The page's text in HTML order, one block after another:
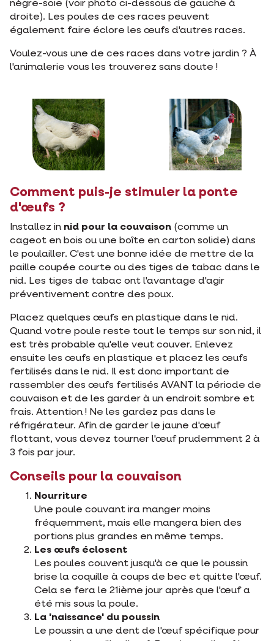
nègre-soie (voir photo ci-dessous de gauche à
droite). Les poules de ces races peuvent
également faire éclore les œufs d'autres races.
Voulez-vous une de ces races dans votre jardin ? À
l'animalerie vous les trouverez sans doute !
Comment puis-je stimuler la ponte
d'œufs ?
Installez in nid pour la couvaison (comme un
cageot en bois ou une boîte en carton solide) dans
le poulailler. C'est une bonne idée de mettre de la
paille coupée courte ou des tiges de tabac dans le
nid. Les tiges de tabac ont l'avantage d'agir
préventivement contre des poux.
Placez quelques œufs en plastique dans le nid.
Quand votre poule reste tout le temps sur son nid, il
est très probable qu'elle veut couver. Enlevez
ensuite les œufs en plastique et placez les œufs
fertilisés dans le nid. Il est donc important de
rassembler des œufs fertilisés AVANT la période de
couvaison et de les garder à un endroit sombre et
frais. Attention ! Ne les gardez pas dans le
réfrigérateur. Afin de garder le jaune d'œuf
flottant, vous devez tourner l'œuf prudemment 2 à
3 fois par jour.
Conseils pour la couvaison
Nourriture
Une poule couvant ira manger moins
fréquemment, mais elle mangera bien des
portions plus grandes en même temps.
Les œufs éclosent
Les poules couvent jusqu'à ce que le poussin
brise la coquille à coups de bec et quitte l'œuf.
Cela se fera le 21ième jour après que l'œuf a
été mis sous la poule.
La 'naissance' du poussin
Le poussin a une dent de l'œuf spécifique pour